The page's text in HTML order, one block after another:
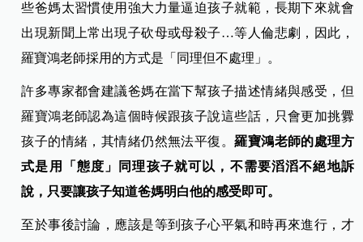
些爸媽太習慣使用強大力量逼迫孩子就範，長期下來就會
出現新聞上常出現子砍母或母殺子…等人倫悲劇，因此，
羅寶鴻老師採用的方式是「同理但不處理」。
許多專家都會建議爸媽在當下幫孩子描述情緒與感受，但
羅寶鴻老師認為這個時候跟孩子說這些話，只會更加挑釁
孩子的情緒，其情緒仍然無法平復。羅寶鴻老師的處理方
式是用「態度」同理孩子就可以，不需要滔滔不絕地訴
說，只要讓孩子知道爸媽明白他的感受即可。
至於事後討論，應該是等到孩子心平氣和時再來進行，才